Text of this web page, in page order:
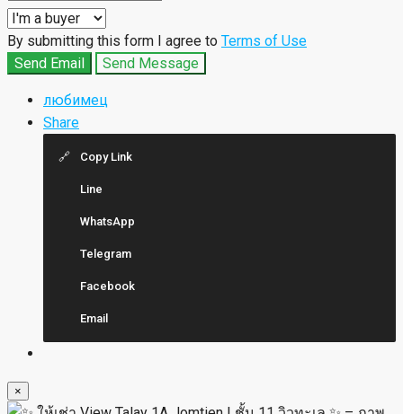
By submitting this form I agree to Terms of Use
Send Email
Send Message
любимец
Share
Copy Link
Line
WhatsApp
Telegram
Facebook
Email
×